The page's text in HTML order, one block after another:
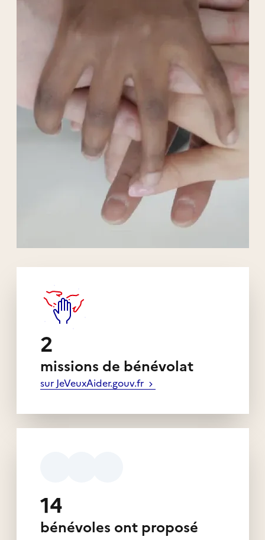
2
missions de bénévolat
sur JeVeuxAider.gouv.fr
14
bénévoles ont proposé